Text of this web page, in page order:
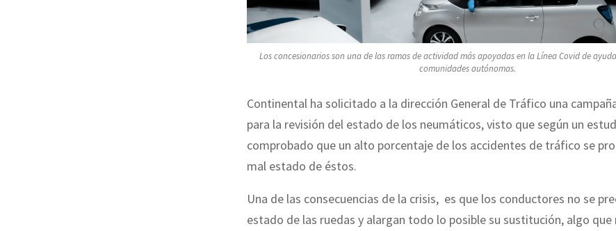
Los concesionarios son una de las ramas de actividad más apoyadas en la Línea Covid de
comunidades autónomas.
Continental ha solicitado a la dirección General de Tráfico una
para la revisión del estado de los neumáticos, visto que según un
comprobado que un alto porcentaje de los accidentes de tráfico se
mal estado de éstos.
Una de las consecuencias de la crisis, es que los conductores no se
estado de las ruedas y alargan todo lo posible su sustitución, algo que